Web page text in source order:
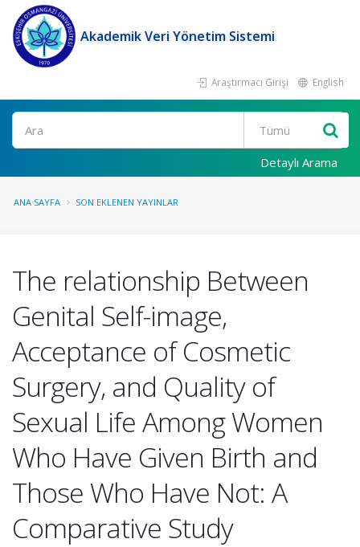
Akademik Veri Yönetim Sistemi
Araştırmacı Girişi English
Ara
Detaylı Arama
ANA SAYFA SON EKLENEN YAYINLAR
The relationship Between
Genital Self-image,
Acceptance of Cosmetic
Surgery, and Quality of
Sexual Life Among Women
Who Have Given Birth and
Those Who Have Not: A
Comparative Study